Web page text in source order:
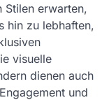
Stilen erwarten,
hin zu lebhaften,
visuelle
dienen auch
und